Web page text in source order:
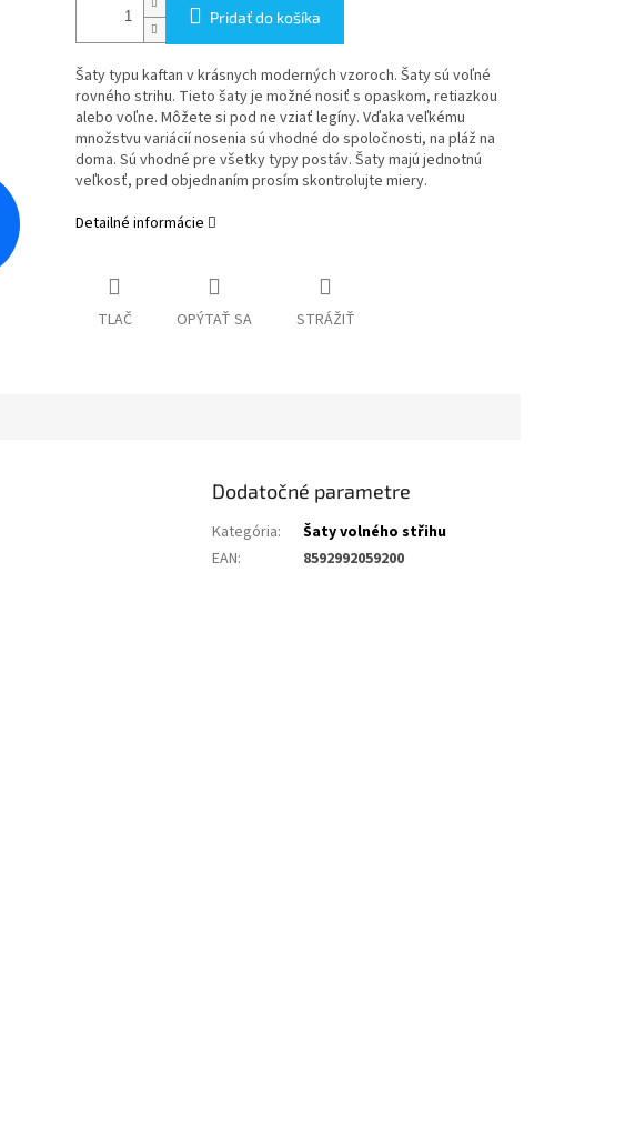
Pridať do košíka
Šaty typu kaftan v krásnych moderných vzoroch. Šaty sú voľné
rovného strihu. Tieto šaty je možné nosiť s opaskom, retiazkou
alebo voľne. Môžete si pod ne vziať legíny. Vďaka veľkému
množstvu variácií nosenia sú vhodné do spoločnosti, na pláž na
doma. Sú vhodné pre všetky typy postáv. Šaty majú jednotnú
veľkosť, pred objednaním prosím skontrolujte miery.
Detailné informácie
TLAČ OPÝTAŤ SA STRÁŽIŤ
Dodatočné parametre
Kategória:
Šaty volného střihu
EAN: 8592992059200